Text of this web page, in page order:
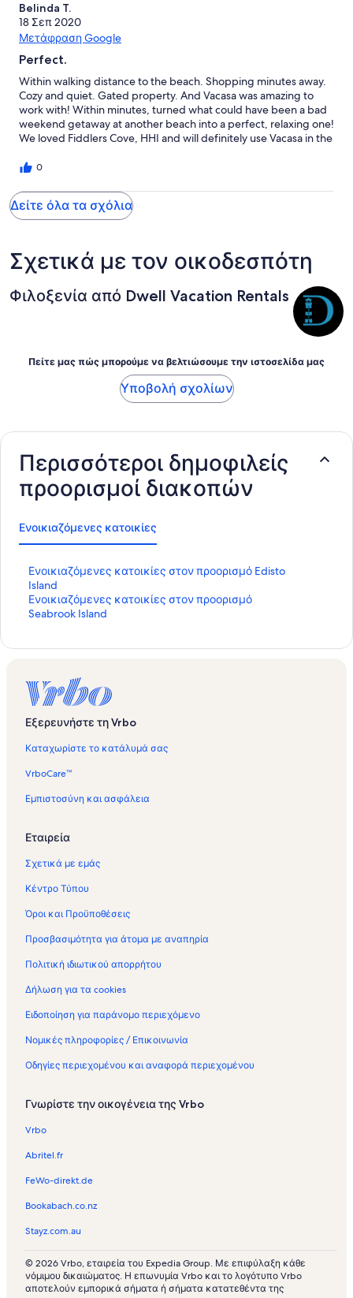
Belinda T.
18 Σεπ 2020
Μετάφραση Google
Perfect.
Within walking distance to the beach. Shopping minutes away.
Cozy and quiet. Gated property. And Vacasa was amazing to
work with! Within minutes, turned what could have been a bad
weekend getaway at another beach into a perfect, relaxing one!
We loved Fiddlers Cove, HHI and will definitely use Vacasa in the
0
Δείτε όλα τα σχόλια
Σχετικά με τον οικοδεσπότη
Φιλοξενία από Dwell Vacation Rentals
Πείτε μας πώς μπορούμε να βελτιώσουμε την ιστοσελίδα μας
Υποβολή σχολίων
Περισσότεροι δημοφιλείς
προορισμοί διακοπών
Ενοικιαζόμενες κατοικίες
Ενοικιαζόμενες κατοικίες στον προορισμό Edisto
Island
Σ
τ
ά
ν
ύ
ν
ε
μ
ο
γ
Ε
ο
ι
ι
ζ
μ
ν
ε
κ
τ
κ
ί
ς
τ
ν
ρ
ο
ρ
ι
Ενοικιαζόμενες κατοικίες στον προορισμό
Seabrook Island
Σ
τ
ρ
Σ
ν
ε
σ
ο
ι
Ε
ν
ι
ι
ζ
μ
ε
ε
κ
ο
ι
ί
ς
τ
ν
ρ
ο
ο
Εξερευνήστε τη Vrbo
Καταχωρίστε το κατάλυμά σας
VrboCare™
Εμπιστοσύνη και ασφάλεια
Εταιρεία
Σχετικά με εμάς
Κέντρο Τύπου
Όροι και Προϋποθέσεις
Προσβασιμότητα για άτομα με αναπηρία
Πολιτική ιδιωτικού απορρήτου
Δήλωση για τα cookies
Ειδοποίηση για παράνομο περιεχόμενο
Νομικές πληροφορίες / Επικοινωνία
Οδηγίες περιεχομένου και αναφορά περιεχομένου
Γνωρίστε την οικογένεια της Vrbo
Vrbo
Abritel.fr
FeWo-direkt.de
Bookabach.co.nz
Stayz.com.au
© 2026 Vrbo, εταιρεία του Expedia Group. Με επιφύλαξη κάθε
νόμιμου δικαιώματος. Η επωνυμία Vrbo και το λογότυπο Vrbo
αποτελούν εμπορικά σήματα ή σήματα κατατεθέντα της